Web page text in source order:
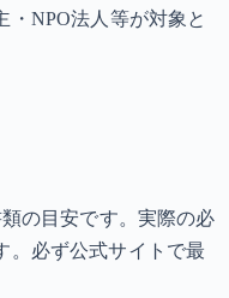
・NPO法人等が対象と
の目安です。実際の必
。必ず公式サイトで最